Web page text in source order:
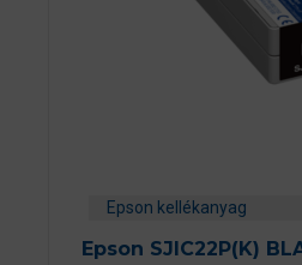
Epson kellékanyag
Epson SJIC22P(K)